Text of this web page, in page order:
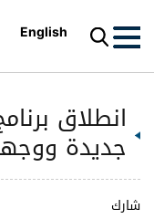
English
انطلاق
جديدة
شارك